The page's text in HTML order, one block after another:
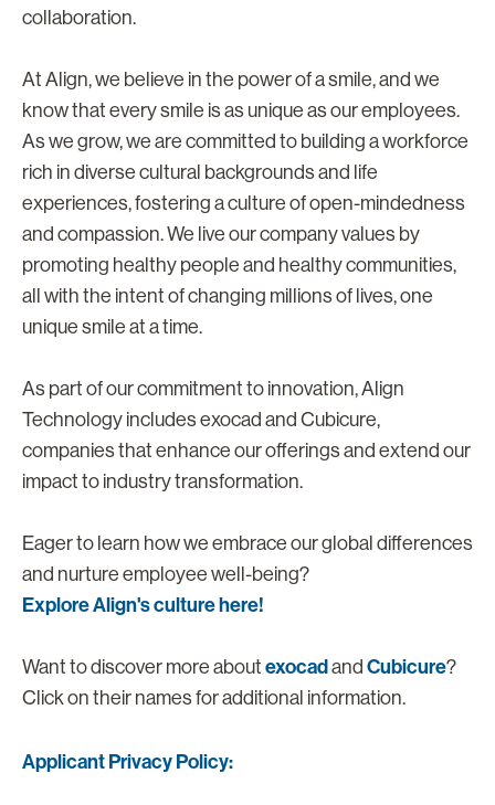
collaboration.
At Align, we believe in the power of a smile, and we
know that every smile is as unique as our employees.
As we grow, we are committed to building a workforce
rich in diverse cultural backgrounds and life
experiences, fostering a culture of open-mindedness
and compassion. We live our company values by
promoting healthy people and healthy communities,
all with the intent of changing millions of lives, one
unique smile at a time.
As part of our commitment to innovation, Align
Technology includes exocad and Cubicure,
companies that enhance our offerings and extend our
impact to industry transformation.
Eager to learn how we embrace our global differences
and nurture employee well-being?
Explore Align's culture here!
Want to discover more about exocadand Cubicure?
Click on their names for additional information.
Applicant Privacy Policy: